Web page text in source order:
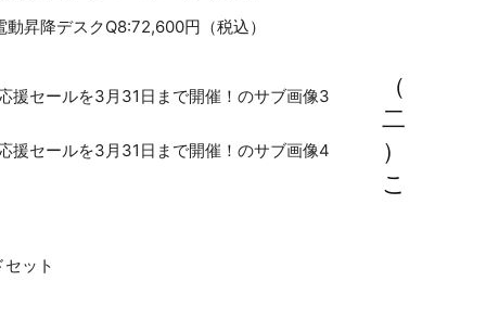
昇降デスクQ8:72,600円（税込）
（
二
）
こ
ット